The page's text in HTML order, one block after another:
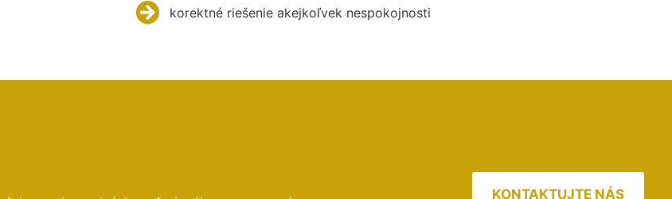
korektné riešenie akejkoľvek nespokojnosti
KONTAKTUJTE NÁS